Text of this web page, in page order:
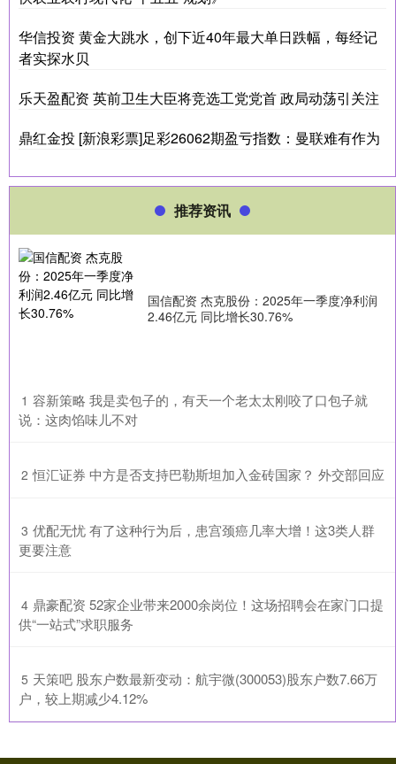
华信投资 黄金大跳水，创下近40年最大单日跌幅，每经记
者实探水贝
乐天盈配资 英前卫生大臣将竞选工党党首 政局动荡引关注
鼎红金投 [新浪彩票]足彩26062期盈亏指数：曼联难有作为
推荐资讯
国信配资 杰克股份：2025年一季度净利润
2.46亿元 同比增长30.76%
1 ​容新策略 我是卖包子的，有天一个老太太刚咬了口包子就
说：这肉馅味儿不对
2 ​恒汇证券 中方是否支持巴勒斯坦加入金砖国家？ 外交部回应
3 ​优配无忧 有了这种行为后，患宫颈癌几率大增！这3类人群
更要注意
4 ​鼎豪配资 52家企业带来2000余岗位！这场招聘会在家门口提
供“一站式”求职服务
5 ​天策吧 股东户数最新变动：航宇微(300053)股东户数7.66万
户，较上期减少4.12%